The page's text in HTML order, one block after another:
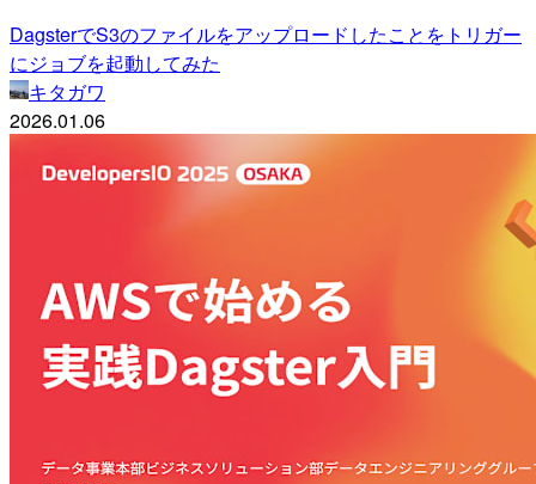
DagsterでS3のファイルをアップロードしたことをトリガー
にジョブを起動してみた
キタガワ
2026.01.06